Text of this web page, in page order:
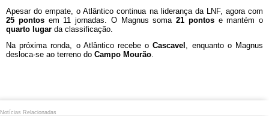
Apesar do empate, o Atlântico continua na liderança da LNF, agora com
25 pontosem 11 jornadas. O Magnus soma 21 pontose mantém o
quarto lugar da classificação.
Na próxima ronda, o Atlântico recebe oCascavel
, enquanto o Magnus
desloca-se ao terreno do Campo Mourão
Notícias Relacionadas